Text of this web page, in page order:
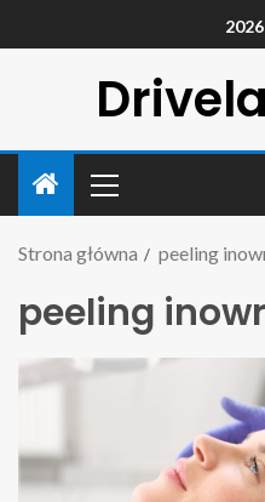
Strona główna peeling
peeling